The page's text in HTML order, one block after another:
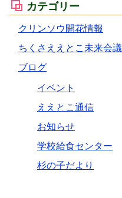
カテゴリー
クリンソウ開花情報
ちくさええとこ未来会議
ブログ
イベント
ええとこ通信
お知らせ
学校給食センター
杉の子だより